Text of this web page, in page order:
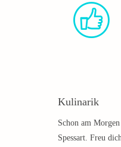
Kulinarik
Schon am
Spessart. Freu